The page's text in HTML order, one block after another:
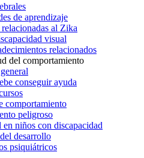
de aprendizaje
al Zika
visual
relacionados
del comportamiento
conseguir ayuda
comportamiento
peligroso
en niños con discapacidad
desarrollo
psiquiátricos